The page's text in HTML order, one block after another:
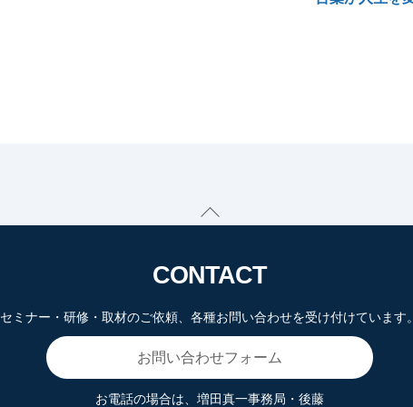
Back
CONTACT
セミナー・研修・取材のご依頼、各種お問い合わせを受け付けています
お問い合わせフォーム
お電話の場合は、増田真一事務局・後藤